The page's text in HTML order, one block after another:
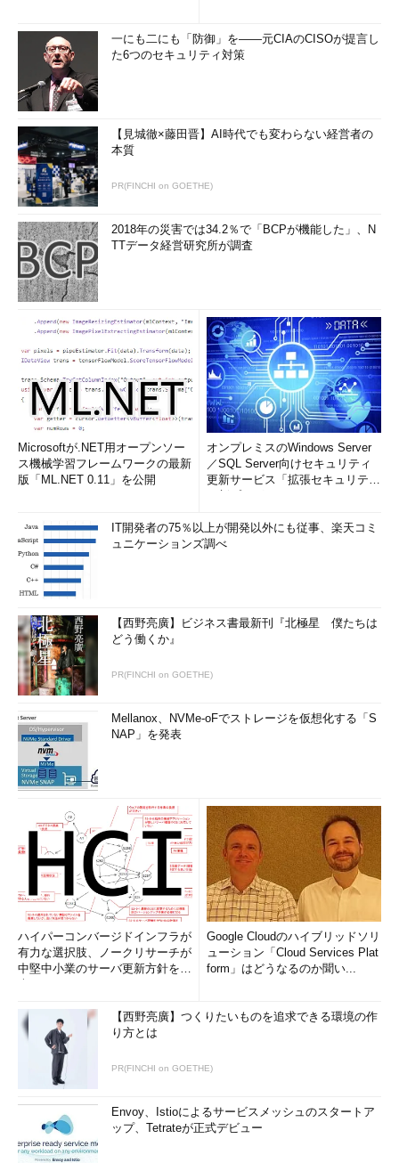
一にも二にも「防御」を――元CIAのCISOが提言し
た6つのセキュリティ対策
【見城徹×藤田晋】AI時代でも変わらない経営者の
本質
PR(FINCHI on GOETHE)
2018年の災害では34.2％で「BCPが機能した」、N
TTデータ経営研究所が調査
Microsoftが.NET用オープンソー
ス機械学習フレームワークの最新
版「ML.NET 0.11」を公開
オンプレミスのWindows Server
／SQL Server向けセキュリティ
更新サービス「拡張セキュリティ
IT開発者の75％以上が開発以外にも従事、楽天コミ
ュニケーションズ調べ
【西野亮廣】ビジネス書最新刊『北極星 僕たちは
どう働くか』
PR(FINCHI on GOETHE)
Mellanox、NVMe-oFでストレージを仮想化する「S
NAP」を発表
ハイパーコンバージドインフラが
有力な選択肢、ノークリサーチが
中堅中小業のサーバ更新方針を調
Google Cloudのハイブリッドソリ
ューション「Cloud Services Plat
form」はどうなるのか聞い...
【西野亮廣】つくりたいものを追求できる環境の作
り方とは
PR(FINCHI on GOETHE)
Envoy、Istioによるサービスメッシュのスタートア
ップ、Tetrateが正式デビュー